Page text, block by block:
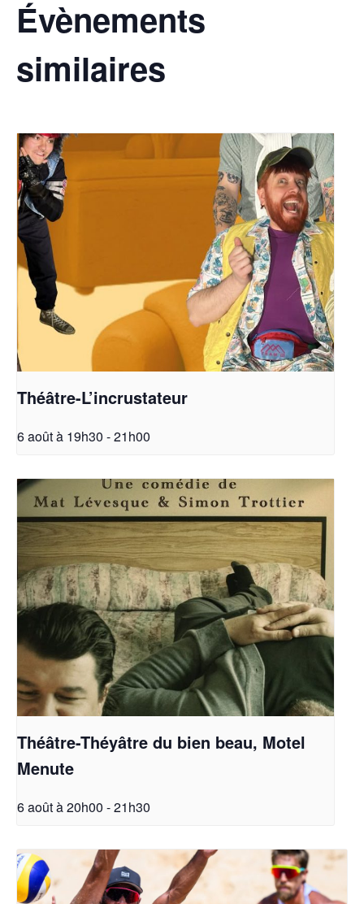
Évènements
similaires
Théâtre-L’incrustateur
6 août à 19h30 -21h00
Théâtre-Théyâtre du bien beau, Motel
Menute
6 août à 20h00 -21h30